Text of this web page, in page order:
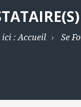
ici :Accueil Se